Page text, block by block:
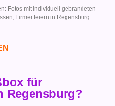
Fotos mit individuell gebrandeten
Firmenfeiern in Regensburg.
für
Regensburg?